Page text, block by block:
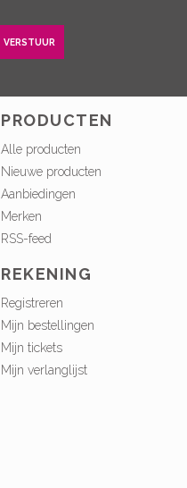
VERSTUUR
PRODUCTEN
Alle producten
Nieuwe producten
Aanbiedingen
Merken
RSS-feed
REKENING
Registreren
Mijn bestellingen
Mijn tickets
Mijn verlanglijst